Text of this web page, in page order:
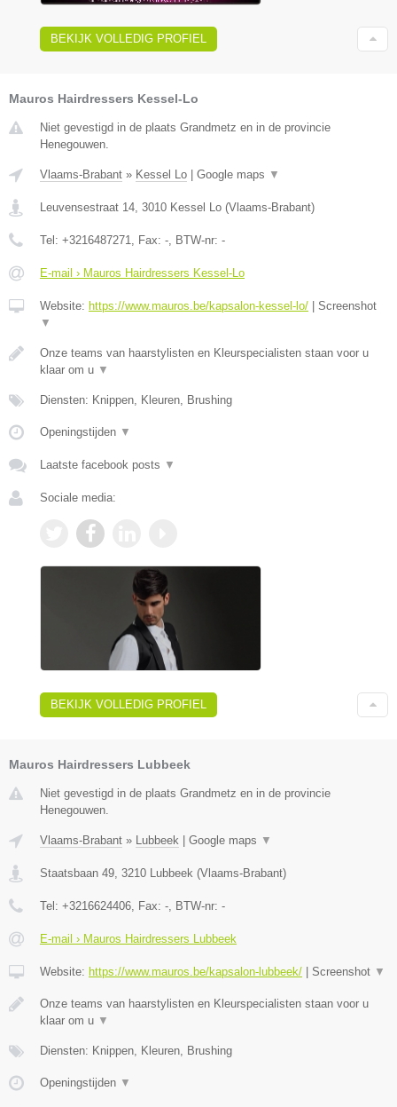
BEKIJK VOLLEDIG PROFIEL
Mauros Hairdressers Kessel-Lo
Niet gevestigd in de plaats Grandmetz en in de provincie
Henegouwen.
Vlaams-Brabant » Kessel Lo Google maps ▼
Leuvensestraat 14 3010 Kessel Lo (Vlaams-Brabant)
Tel: +3216487271 , Fax: - , BTW-nr: -
E-mail › Mauros Hairdressers Kessel-Lo
Website: https://www.mauros.be/kapsalon-kessel-lo/
Screenshot
▼
Onze teams van haarstylisten en Kleurspecialisten staan voor u
klaar om u ▼
Diensten: Knippen, Kleuren, Brushing
Openingstijden ▼
Laatste facebook posts ▼
Sociale media:
BEKIJK VOLLEDIG PROFIEL
Mauros Hairdressers Lubbeek
Niet gevestigd in de plaats Grandmetz en in de provincie
Henegouwen.
Vlaams-Brabant » Lubbeek Google maps ▼
Staatsbaan 49 3210 Lubbeek (Vlaams-Brabant)
Tel: +3216624406 , Fax: - , BTW-nr: -
E-mail › Mauros Hairdressers Lubbeek
Website: https://www.mauros.be/kapsalon-lubbeek/ Screenshot ▼
Onze teams van haarstylisten en Kleurspecialisten staan voor u
klaar om u ▼
Diensten: Knippen, Kleuren, Brushing
Openingstijden ▼